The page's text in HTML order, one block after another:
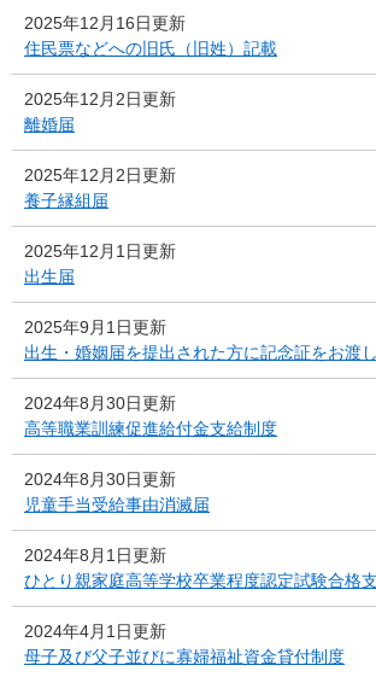
2025年12月16日更新
住民票などへの旧氏（旧姓）記載
2025年12月2日更新
離婚届
2025年12月2日更新
養子縁組届
2025年12月1日更新
出生届
2025年9月1日更新
出生・婚姻届を提出された方に記念証をお渡
2024年8月30日更新
高等職業訓練促進給付金支給制度
2024年8月30日更新
児童手当受給事由消滅届
2024年8月1日更新
ひとり親家庭高等学校卒業程度認定試験合格
2024年4月1日更新
母子及び父子並びに寡婦福祉資金貸付制度